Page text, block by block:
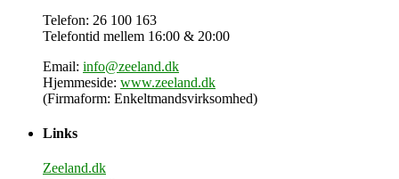
Telefon: 26 100 163
Telefontid mellem 16:00 & 20:00
Email: info@zeeland.dk
Hjemmeside: www.zeeland.dk
(Firmaform: Enkeltmandsvirksomhed)
Links
Zeeland.dk